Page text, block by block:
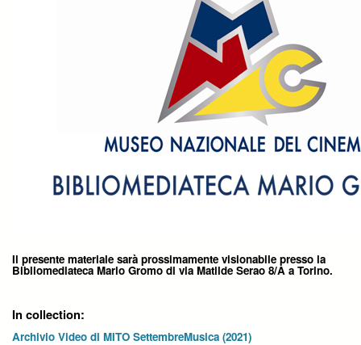
Il presente materiale sarà prossimamente visionabile presso la
Bibliomediateca Mario Gromo di via Matilde Serao 8/A a Torino.
In collection:
Archivio Video di MITO SettembreMusica (2021)